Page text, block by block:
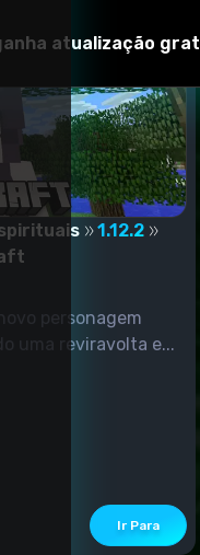
1.12.2
personagem
uma reviravolta e...
Ir Para
atualização